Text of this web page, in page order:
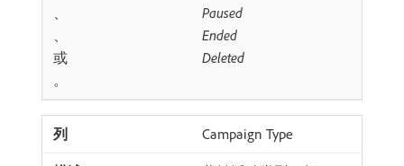
、
Paused
、
Ended
或
Deleted
。
Campaign Type